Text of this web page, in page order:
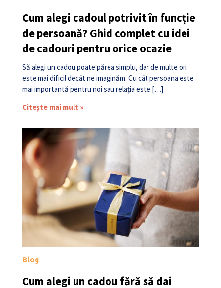
Cum alegi cadoul potrivit în funcție
de persoană? Ghid complet cu idei
de cadouri pentru orice ocazie
Să alegi un cadou poate părea simplu, dar de multe ori
este mai dificil decât ne imaginăm. Cu cât persoana este
mai importantă pentru noi sau relația este […]
Citește mai mult »
Blog
Cum alegi un cadou fără să dai